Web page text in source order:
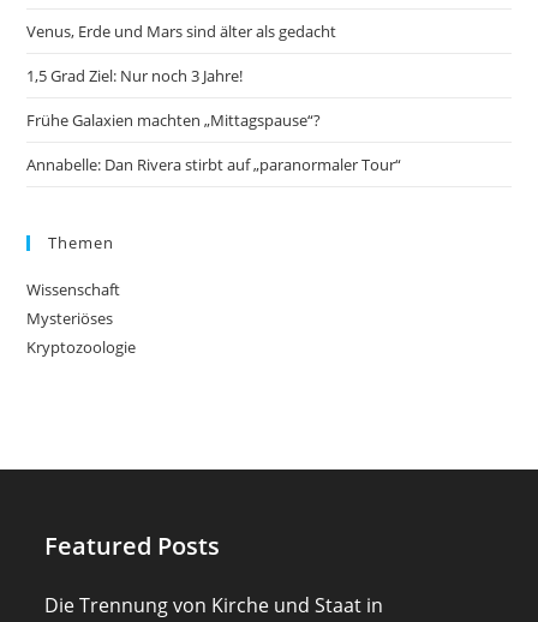
Venus, Erde und Mars sind älter als gedacht
1,5 Grad Ziel: Nur noch 3 Jahre!
Frühe Galaxien machten „Mittagspause“?
Annabelle: Dan Rivera stirbt auf „paranormaler Tour“
Themen
Wissenschaft
Mysteriöses
Kryptozoologie
Featured Posts
Die Trennung von Kirche und Staat in